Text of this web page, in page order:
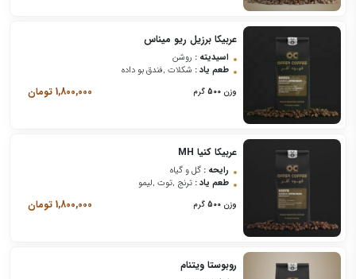
عربیکا برزیل ریو میناس
اسیدیته : روشن
طعم یاد : شکلات ,فندق بو داده
وزن 500 گرم 1,800,000 تومان
عربیکا کنیا MH
رایحه : گل و گیاه
طعم یاد : ترنج ,توت ,لیمو
وزن 500 گرم 1,800,000 تومان
روبوستا ویتنام